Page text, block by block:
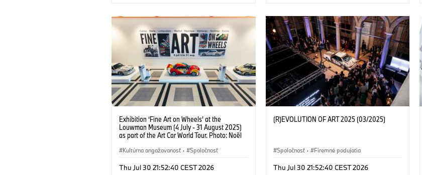
Exhibition ‘Fine Art on Wheels’ at the
Louwman Museum (4 July - 31 August 2025)
as part of the Art Car World Tour. Photo: Noël
Kultúrna angažovanosť · Spoločnosť
Thu Jul 30 21:52:40 CEST 2026
(R)EVOLUTION OF ART 2025 (03/2025)
Spoločnosť · Firemné podujatia
Thu Jul 30 21:52:40 CEST 2026